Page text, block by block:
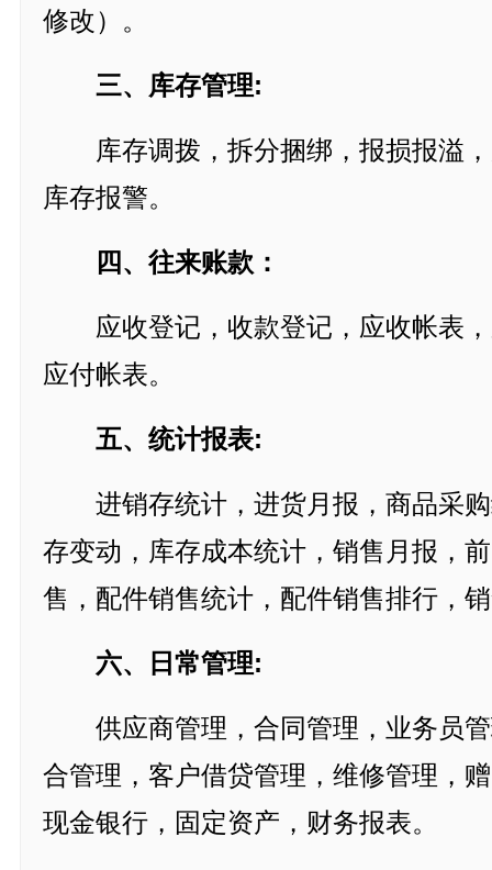
修改）。
三、库存管理:
库存调拨，拆分捆绑，报损报溢，
库存报警。
四、往来账款：
应收登记，收款登记，应收帐表，
应付帐表。
五、统计报表:
进销存统计，进货月报，商品采购
存变动，库存成本统计，销售月报，
售，配件销售统计，配件销售排行，
六、日常管理:
供应商管理，合同管理，业务员管
合管理，客户借贷管理，维修管理，
现金银行，固定资产，财务报表。